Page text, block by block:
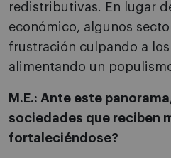
redistributivas. En lugar
económico, algunos
frustración culpando a
alimentando un
M.E.: Ante este
sociedades que reciben
fortaleciéndose?